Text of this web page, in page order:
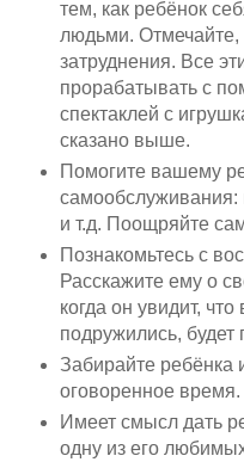
тем, как ребёнок
людьми. Отмечайте,
затруднения. Все
прорабатывать с
спектаклей с
сказано выше.
Помогите вашему
самообслуживания:
и т.д. Поощряйте
Познакомьтесь с
Расскажите ему о
когда он увидит,
подружились, будет
Забирайте ребёнка
оговоренное
Имеет смысл дать
одну из его